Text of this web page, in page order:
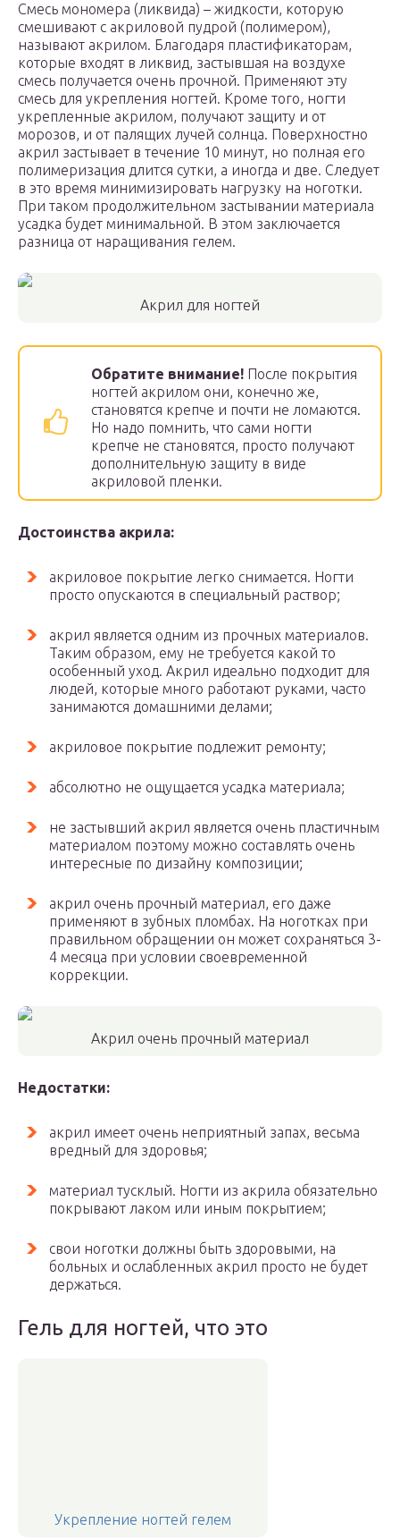
Смесь мономера (ликвида) – жидкости, которую
смешивают с акриловой пудрой (полимером),
называют акрилом. Благодаря пластификаторам,
которые входят в ликвид, застывшая на воздухе
смесь получается очень прочной. Применяют эту
смесь для укрепления ногтей. Кроме того, ногти
укрепленные акрилом, получают защиту и от
морозов, и от палящих лучей солнца. Поверхностно
акрил застывает в течение 10 минут, но полная его
полимеризация длится сутки, а иногда и две. Следует
в это время минимизировать нагрузку на ноготки.
При таком продолжительном застывании материала
усадка будет минимальной. В этом заключается
разница от наращивания гелем.
Акрил для ногтей
Обратите внимание! После покрытия
ногтей акрилом они, конечно же,
становятся крепче и почти не ломаются.
Но надо помнить, что сами ногти
крепче не становятся, просто получают
дополнительную защиту в виде
акриловой пленки.
Достоинства акрила:
акриловое покрытие легко снимается. Ногти
просто опускаются в специальный раствор;
акрил является одним из прочных материалов.
Таким образом, ему не требуется какой то
особенный уход. Акрил идеально подходит для
людей, которые много работают руками, часто
занимаются домашними делами;
акриловое покрытие подлежит ремонту;
абсолютно не ощущается усадка материала;
не застывший акрил является очень пластичным
материалом поэтому можно составлять очень
интересные по дизайну композиции;
акрил очень прочный материал, его даже
применяют в зубных пломбах. На ноготках при
правильном обращении он может сохраняться 3-
4 месяца при условии своевременной
коррекции.
Акрил очень прочный материал
Недостатки:
акрил имеет очень неприятный запах, весьма
вредный для здоровья;
материал тусклый. Ногти из акрила обязательно
покрывают лаком или иным покрытием;
свои ноготки должны быть здоровыми, на
больных и ослабленных акрил просто не будет
держаться.
Гель для ногтей, что это
Укрепление ногтей гелем